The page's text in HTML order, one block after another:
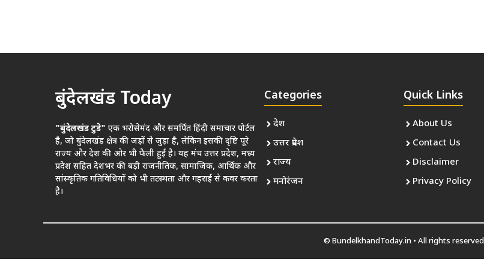
बुंदेलखंड Today
"बुंदेलखंड टुडे" एक भरोसेमंद और समर्पित हिंदी समाचार पोर्टल
है, जो बुंदेलखंड क्षेत्र की जड़ों से जुड़ा है, लेकिन इसकी दृष्टि पूरे
राज्य और देश की ओर भी फैली हुई है। यह मंच उत्तर प्रदेश, मध्य
प्रदेश सहित देशभर की बड़ी राजनीतिक, सामाजिक, आर्थिक और
सांस्कृतिक गतिविधियों को भी तटस्थता और गहराई से कवर करता
है।
Categories
देश
उत्तर प्रदेश
राज्य
मनोरंजन
Quick Links
About Us
Contact Us
Disclaimer
Privacy Policy
© BundelkhandToday.in • All rights reserved